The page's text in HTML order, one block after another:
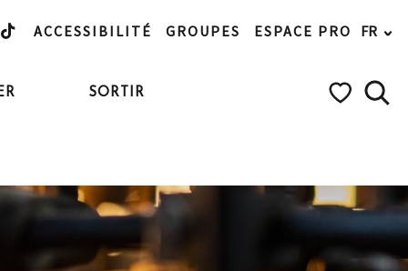
ACCESSIBILITÉ GROUPES ESPACE PRO FR
SORTIR